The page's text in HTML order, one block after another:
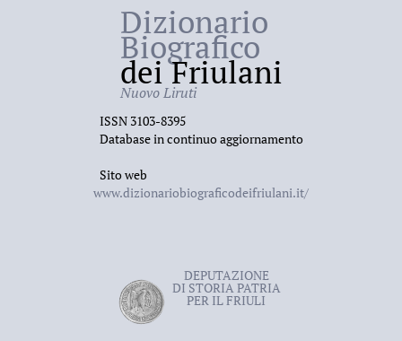
Dizionario
Biografico
dei Friulani
Nuovo Liruti
ISSN 3103-8395
Database in continuo aggiornamento
Sito web
www.dizionariobiograficodeifriulani.it/
DEPUTAZIONE
DI STORIA PATRIA
PER IL FRIULI